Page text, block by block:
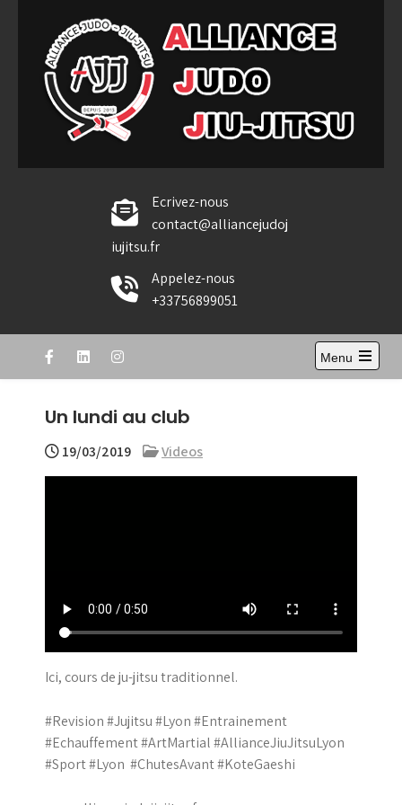
content
Alliance Judo Jiu-jitsu
Ecrivez-nous
contact@alliancejudoj
iujitsu.fr
Appelez-nous
+33756899051
Menu
Open
Un lundi au club
19/03/2019 Videos
Ici, cours de ju-jitsu traditionnel.
#Revision #Jujitsu #Lyon #Entrainement
#Echauffement #ArtMartial #AllianceJiuJitsuLyon
#Sport #Lyon #ChutesAvant #KoteGaeshi